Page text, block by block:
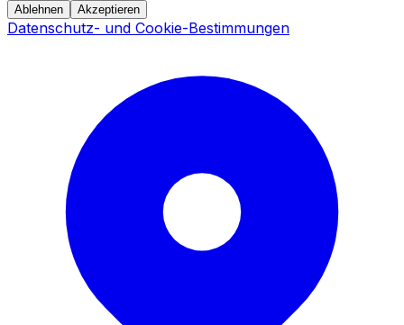
Ablehnen Akzeptieren
Datenschutz- und Cookie-Bestimmungen